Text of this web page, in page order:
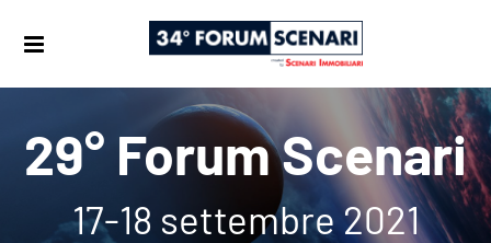
29° Forum Scenari
17-18 settembre 2021